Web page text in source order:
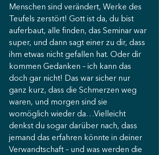
Menschen sind verändert, Werke des
Teufels zerstört! Gott ist da, du bist
auferbaut, alle finden, das Seminar war
super, und dann sagt einer zu dir, dass
ihm etwas nicht gefallen hat. Oder dir
kommen Gedanken – ich kann das
doch gar nicht! Das war sicher nur
ganz kurz, dass die Schmerzen weg
waren, und morgen sind sie
womöglich wieder da…Vielleicht
denkst du sogar darüber nach, dass
jemand das erfahren könnte in deiner
Verwandtschaft – und was werden die